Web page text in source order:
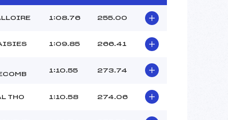
2829/01/12
38
12h30
PERRUISSET ()
1:08.76 255.00
1:09.85 266.41
1:10.55 273.74
THO 1:10.58 274.06